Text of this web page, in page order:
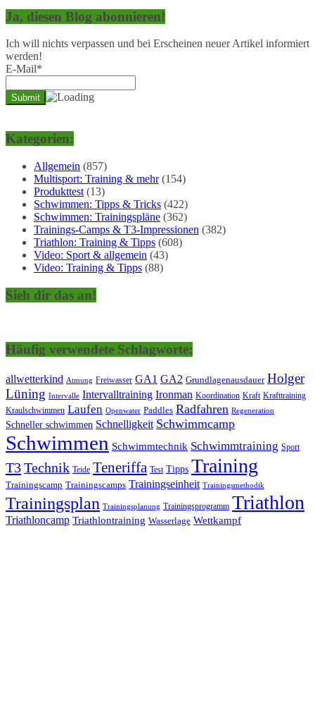
Ja, diesen Blog abonnieren!
Ich will nichts verpassen und bei Erscheinen neuer Artikel informiert
werden!
E-Mail*
Kategorien:
Allgemein (857)
Multisport: Training & mehr(154)
Produkttest (13)
Schwimmen: Tipps & Tricks (422)
Schwimmen: Trainingspläne (362)
Trainings-Camps & T3-Impressionen (382)
Triathlon: Training & Tipps (608)
Video: Sport & allgemein (43)
Video: Training & Tipps (88)
Sieh dir das an!
Häufig verwendete Schlagworte:
allwetterkind Atmung Freiwasser GA1 GA2 Grundlagenausdauer Holger
Lüning Intervalle Intervalltraining Ironman Koordination Kraft Krafttraining
Kraulschwimmen Laufen Openwater Paddles Radfahren Regeneration
Schneller schwimmen Schnelligkeit Schwimmcamp
Schwimmen Schwimmtechnik Schwimmtraining Sport
T3Technik Teide Teneriffa Test Tipps Training
Trainingscamp Trainingscamps Trainingseinheit Trainingsmethodik
Trainingsplan Trainingsplanung Trainingsprogramm Triathlon
Triathloncamp Triathlontraining Wasserlage Wettkampf